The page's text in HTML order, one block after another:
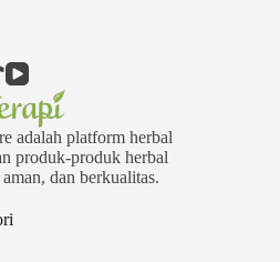
adalah platform herbal
produk-produk herbal
dan berkualitas.